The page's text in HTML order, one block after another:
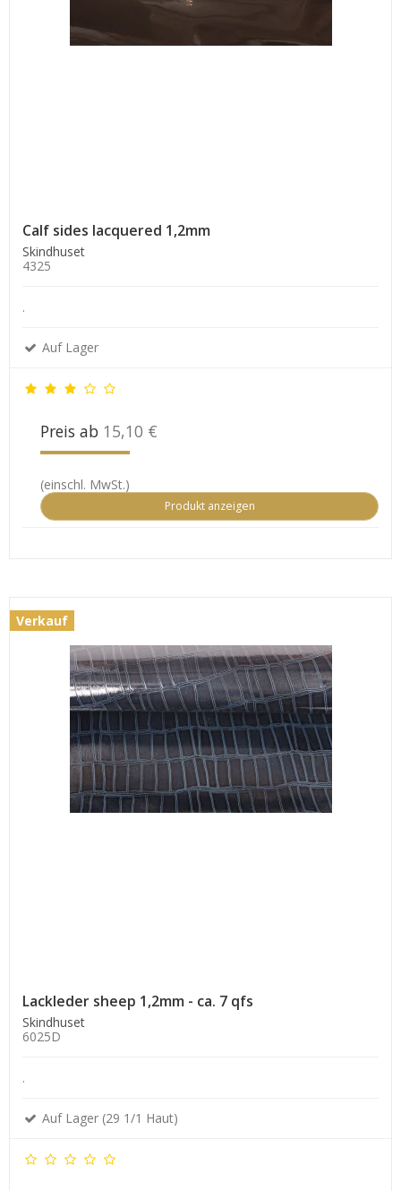
Calf sides lacquered 1,2mm
Skindhuset
4325
.
Auf Lager
Preis ab 15,10 €
(einschl. MwSt.)
Produkt anzeigen
Verkauf
Lackleder sheep 1,2mm - ca. 7 qfs
Skindhuset
6025D
.
Auf Lager (29 1/1 Haut)